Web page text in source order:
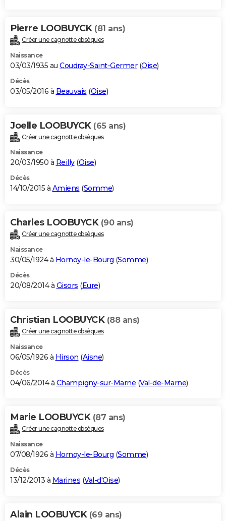
Pierre LOOBUYCK (81 ans)
Créer une cagnotte obsèques
Naissance
03/03/1935 au Coudray-Saint-Germer(Oise)
Décès
03/05/2016 à Beauvais (Oise)
Joelle LOOBUYCK (65 ans)
Créer une cagnotte obsèques
Naissance
20/03/1950 à Reilly(Oise)
Décès
14/10/2015 à Amiens (Somme)
Charles LOOBUYCK (90 ans)
Créer une cagnotte obsèques
Naissance
30/05/1924 à Hornoy-le-Bourg (Somme)
Décès
20/08/2014 à Gisors (Eure)
Christian LOOBUYCK (88 ans)
Créer une cagnotte obsèques
Naissance
06/05/1926 à Hirson (Aisne)
Décès
04/06/2014 à Champigny-sur-Marne (Val-de-Marne)
Marie LOOBUYCK (87 ans)
Créer une cagnotte obsèques
Naissance
07/08/1926 à Hornoy-le-Bourg (Somme)
Décès
13/12/2013 à Marines (Val-d'Oise)
Alain LOOBUYCK (69 ans)